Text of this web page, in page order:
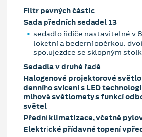
Filtr pevných částic
Sada předních sedadel 13
sedadlo řidiče nastavitelné v
loketní a bederní opěrkou,
spolujezdce se sklopným
Sedadla v druhé řadě
Halogenové projektorové
denního svícení s LED
mlhové světlomety s funkcí
světel
Přední klimatizace, včetně
Elektrické přídavné topení